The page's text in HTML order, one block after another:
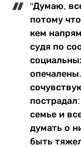
"Думаю,
потому
кем
судя по
семье и
думать о
быть